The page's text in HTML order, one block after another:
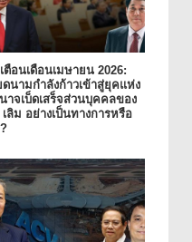
ตือนเดือนเมษายน 2026:
ดนามกำลังก้าวเข้าสู่ยุคแห่ง
าจเบ็ดเสร็จส่วนบุคคลของ
ลิม อย่างเป็นทางการหรือ